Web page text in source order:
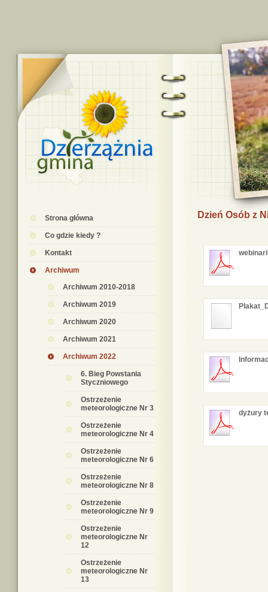
Strona główna
Co gdzie kiedy ?
Kontakt
Archiwum
Archiwum 2010-2018
Archiwum 2019
Archiwum 2020
Archiwum 2021
Archiwum 2022
6. Bieg Powstania
Styczniowego
Ostrzeżenie
meteorologiczne Nr 3
Ostrzeżenie
meteorologiczne Nr 4
Ostrzeżenie
meteorologiczne Nr 6
Ostrzeżenie
meteorologiczne Nr 8
Ostrzeżenie
meteorologiczne Nr 9
Ostrzeżenie
meteorologiczne Nr
12
Ostrzeżenie
meteorologiczne Nr
13
Dzień Osób z
dyżury